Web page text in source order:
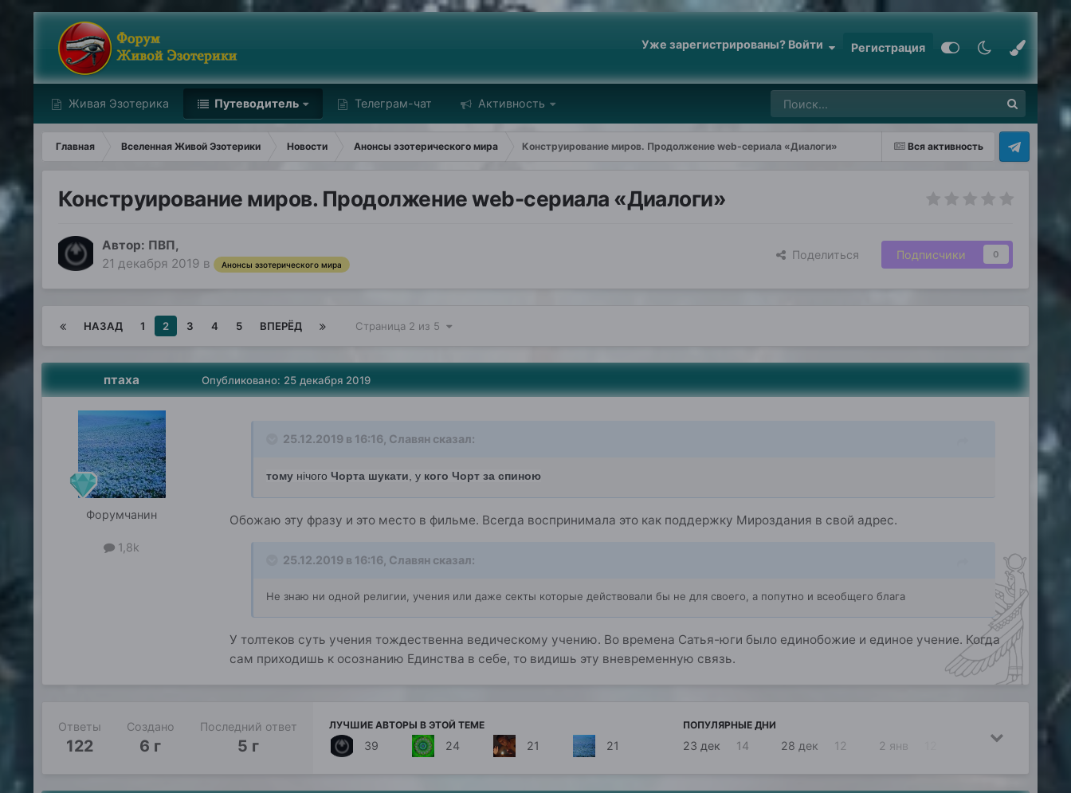
Уже зарегистрированы? Войти Регистрация
Живая Эзотерика Путеводитель Телеграм-чат Активность
Вся активность
Главная Вселенная Живой Эзотерики Новости Анонсы эзотерического мира Конструирование миров. Продолжение web-сериала «Диалоги»
Конструирование миров. Продолжение web-сериала «Диалоги»
Автор: ПВП,
21 декабря 2019 в Анонсы эзотерического мира
Поделиться Подписчики 0
НАЗАД 1 2 3 4 5 ВПЕРЁД Страница 2 из 5
птаха
Форумчанин
1,8k
Опубликовано: 25 декабря 2019
25.12.2019 в 16:16, Славянсказал:
тому нічого Чорта шукати, у кого Чорт за спиною
Обожаю эту фразу и это место в фильме. Всегда воспринимала это как поддержку Мироздания в свой адрес.
25.12.2019 в 16:16, Славянсказал:
Не знаю ни одной религии, учения или даже секты которые действовали бы не для своего, а попутно и всеобщего блага
У толтеков суть учения тождественна ведическому учению. Во времена Сатья-юги было единобожие и единое учение. Когда
сам приходишь к осознанию Единства в себе, то видишь эту вневременную связь.
Ответы
122
Создано
6 г
Последний ответ
5 г
ЛУЧШИЕ АВТОРЫ В ЭТОЙ ТЕМЕ
39 24 21 21
ПОПУЛЯРНЫЕ ДНИ
23 дек 14 28 дек 12 2 янв 13 янв